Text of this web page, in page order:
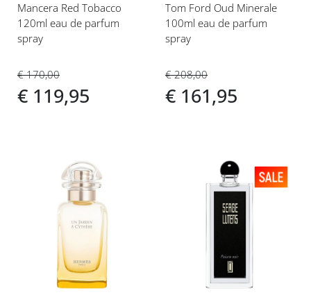
Mancera Red Tobacco
120ml eau de parfum
spray
€ 170,00
€ 119,95
Tom Ford Oud Minerale
100ml eau de parfum
spray
€ 208,00
€ 161,95
verlanglijst